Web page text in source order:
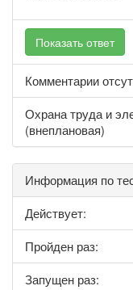
Показать ответ
Комментарии
Охрана труда и
(внеплановая)
Информация по
Действует:
Пройден раз:
Запущен раз: